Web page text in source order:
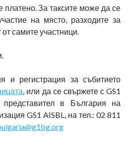
платено. За таксите може да се
на място, разходите за
самите участници.
и регистрация за събитието
, или да се свържете с GS1
в България на
GS1 AISBL, на тел.: 02 811